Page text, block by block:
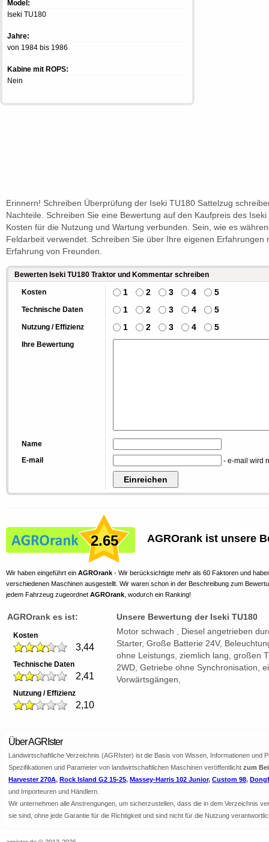
Model:
Iseki TU180
Jahre:
von 1984 bis 1986
Kabine mit ROPS:
Nein
Erinnern! Schreiben Überprüfung der Iseki TU180 Sattelzug
Nachteile. Schreiben Sie eine Bewertung auf den Kaufpreis des
Kosten für die Nutzung und Wartung verbunden. Sein, wie es
Feldarbeit verwendet. Schreiben Sie über Ihre eigenen Erfahrungen
Erfahrung von Freunden.
Bewerten Iseki TU180 Traktor und Kommentar schreiben
Kosten 1 2 3 4 5
Technische Daten 1 2 3 4 5
Nutzung / Effizienz 1 2 3 4 5
Ihre Bewertung
Name
E-mail
- e-mail wird
2.65 AGROrank ist unsere
Wir haben eingeführt ein AGROrank - Wir berücksichtigte mehr als 60 Faktoren und
verschiedenen Maschinen ausgestellt. Wir waren schon in der Beschreibung zum
jedem Fahrzeug zugeordnet AGROrank , wodurch ein Ranking!
AGROrank es ist:
Kosten
3,44
Technische Daten
2,41
Nutzung / Effizienz
2,10
Unsere Bewertung der Iseki TU180
Motor schwach , Diesel angetrieben
Starter, Große Batterie 24V,
ohne Leistungs, ziemlich lang, großen
2WD, Getriebe ohne Synchronisation,
Vorwärtsgängen,
Über AGRIster
Landwirtschaftliche Verzeichnis (AGRIster) ist die Basis von Wissen, Informationen
Spezifikationen und Parameter von landwirtschaftlichen Maschinen veröffentlicht zum
Harvester 270A, Rock Island G2 15-25, Massey-Harris 102 Junior, Custom 98,
und Importeuren und Händlern.
Wir unternehmen alle Anstrengungen, um sicherzustellen, dass die in dem Verzeichnis
sie sind, ohne jede Garantie für die Richtigkeit und sind nicht für die Nutzung